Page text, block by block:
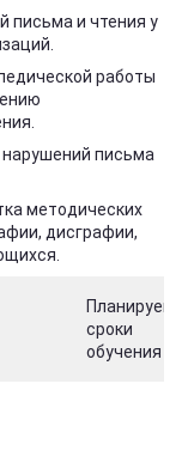
письма и чтения у
работы
письма
методических
дисграфии,
сроки
обучения